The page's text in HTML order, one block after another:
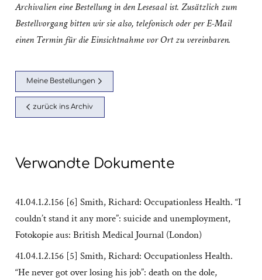
Archivalien eine Bestellung in den Lesesaal ist. Zusätzlich zum
Bestellvorgang bitten wir sie also, telefonisch oder per E-Mail
einen Termin für die Einsichtnahme vor Ort zu vereinbaren.
Meine Bestellungen
zurück ins Archiv
Verwandte Dokumente
41.04.1.2.156 [6] Smith, Richard: Occupationless Health. “I
couldn’t stand it any more”: suicide and unemployment,
Fotokopie aus: British Medical Journal (London)
41.04.1.2.156 [5] Smith, Richard: Occupationless Health.
“He never got over losing his job”: death on the dole,